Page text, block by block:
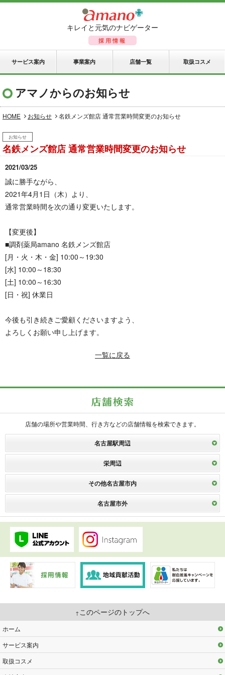
キレイと元気のナビゲーター
採用情報
サービス案内 事業案内 店舗一覧 取扱コスメ
アマノからのお知らせ
HOME お知らせ 名鉄メンズ館店 通常営業時間変更のお知らせ
お知らせ
名鉄メンズ館店 通常営業時間変更のお知らせ
2021/03/25
誠に勝手ながら、
2021年4月1日（木）より、
通常営業時間を次の通り変更いたします。
【変更後】
■調剤薬局amano 名鉄メンズ館店
[月・火・木・金] 10:00～19:30
[水] 10:00～18:30
[土] 10:00～16:30
[日・祝] 休業日
今後も引き続きご愛顧くださいますよう、
よろしくお願い申し上げます。
一覧に戻る
店舗の場所や営業時間、行き方などの店舗情報を検索できます。
名古屋駅周辺
栄周辺
その他名古屋市内
名古屋市外
このページのトップへ
ホーム
サービス案内
取扱コスメ